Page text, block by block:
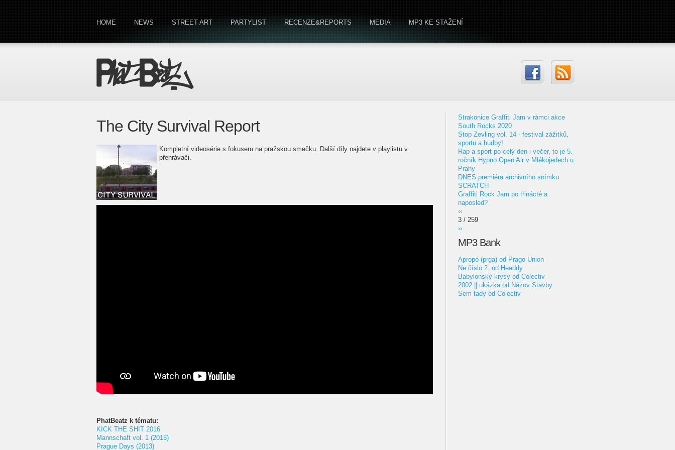
HOME NEWS STREET ART PARTYLIST RECENZE&REPORTS MEDIA MP3 KE STAŽENÍ
The City Survival Report
Kompletní videosérie s fokusem na pražskou smečku. Další díly najdete v playlistu v
přehrávači.
PhatBeatz k tématu:
KICK THE SHIT 2016
Mannschaft vol. 1 (2015)
Prague Days (2013)
Strakonice Graffiti Jam v rámci akce
South Rocks 2020
Stop Zevling vol. 14 - festival zážitků,
sportu a hudby!
Rap a sport po celý den i večer, to je 5.
ročník Hypno Open Air v Mlékojedech u
Prahy
DNES premiéra archivního snímku
SCRATCH
Graffiti Rock Jam po třinácté a
naposled?
‹‹
3 / 259
››
MP3 Bank
Apropó (prga) od Prago Union
Ne číslo 2. od Headdy
Babylonský krysy od Colectiv
2002 || ukázka od Názov Stavby
Sem tady od Colectiv